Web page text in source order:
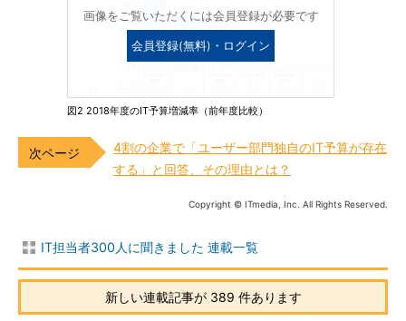
画像をご覧いただくには会員登録が必要です
会員登録(無料)・ログイン
図2 2018年度のIT予算増減率（前年度比較）
4割の企業で「ユーザー部門独自のIT予算が存在
する」と回答、その理由とは？
Copyright © ITmedia, Inc. All Rights Reserved.
IT担当者300人に聞きました 連載一覧
新しい連載記事が 389 件あります